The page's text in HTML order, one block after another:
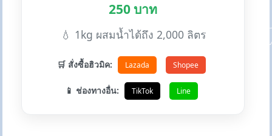
250 บาท
💧 1kg ผสมน้ำได้ถึง 2,000 ลิตร
🛒 สั่งซื้อฮิวมิค: Lazada Shopee
📱 ช่องทางอื่น: TikTok Line